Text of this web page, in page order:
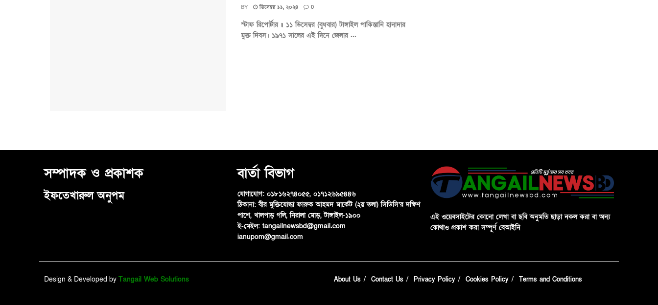
BY ডিসেম্বর ১১, ২০২৪ 0
স্টাফ রিপোর্টার ॥ ১১ ডিসেম্বর (বুধবার) টাঙ্গাইল পাকিস্তানি হানাদার
মুক্ত দিবস। ১৯৭১ সালের এই দিনে জেলার ...
সম্পাদক ও প্রকাশক
ইফতেখারুল অনুপম
বার্তা বিভাগ
যোগাযোগ: ০১৮১৬২৭৪০৫৫, ০১৭১২৬৯৫৪৪৬
ঠিকানা:বীর মুক্তিযোদ্ধা ফারুক আহমদ মার্কেট (২য় তলা) সিডিসি’র দক্ষিণ
পাশে, খালপাড় গলি, নিরালা মোড়, টাঙ্গাইল-১৯০০
ই-মেইল: tangailnewsbd@gmail.com
ianupom@gmail.com
এই ওয়েবসাইটের কোনো লেখা বা ছবি অনুমতি ছাড়া নকল করা বা অন্য
কোথাও প্রকাশ করা সম্পূর্ণ বেআইনি
Design & Developed by Tangail Web Solutions About Us Contact Us Privacy Policy Cookies Policy Terms and Conditions